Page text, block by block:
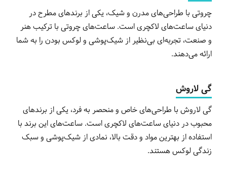
چروتی با طراحی‌های مدرن و شیک، یکی از برندهای مطرح در
دنیای ساعت‌های لاکچری است. ساعت‌های چروتی با ترکیب هنر
و صنعت، تجربه‌ای بی‌نظیر از شیک‌پوشی و لوکس بودن را به شما
ارائه می‌دهند.
گی لاروش
گی لاروش با طراحی‌های خاص و منحصر به فرد، یکی از برندهای
محبوب در دنیای ساعت‌های لاکچری است. ساعت‌های این برند با
استفاده از بهترین مواد و دقت بالا، نمادی از شیک‌پوشی و سبک
زندگی لوکس هستند.